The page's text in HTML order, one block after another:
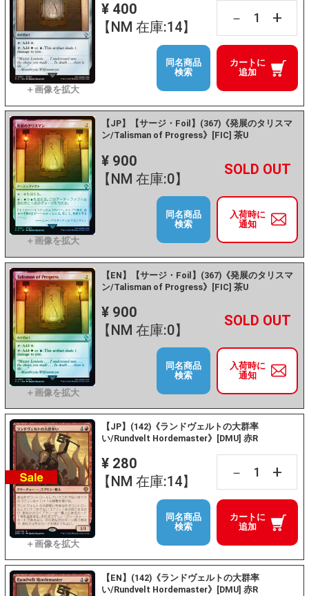
¥ 400
【NM 在庫:14】
－ +
カートに
追加
同名商品
検索
【JP】【サージ・Foil】(367)《発展のタリスマ
ン/Talisman of Progress》[FIC] 茶U
¥ 900
【NM 在庫:0】
－ +
入荷時に
通知
同名商品
検索
【EN】【サージ・Foil】(367)《発展のタリスマ
ン/Talisman of Progress》[FIC] 茶U
¥ 900
【NM 在庫:0】
－ +
入荷時に
通知
同名商品
検索
【JP】(142)《ランドヴェルトの大群率
い/Rundvelt Hordemaster》[DMU] 赤R
¥ 280
【NM 在庫:14】
－ +
カートに
追加
同名商品
検索
【EN】(142)《ランドヴェルトの大群率
い/Rundvelt Hordemaster》[DMU] 赤R